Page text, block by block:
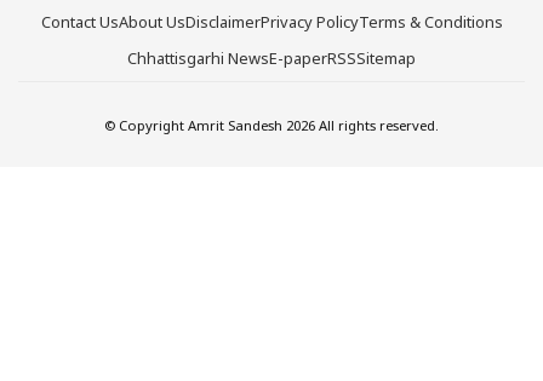
Contact UsAbout UsDisclaimerPrivacy PolicyTerms & Conditions
Chhattisgarhi NewsE-paperRSSSitemap
© Copyright Amrit Sandesh 2026 All rights reserved.